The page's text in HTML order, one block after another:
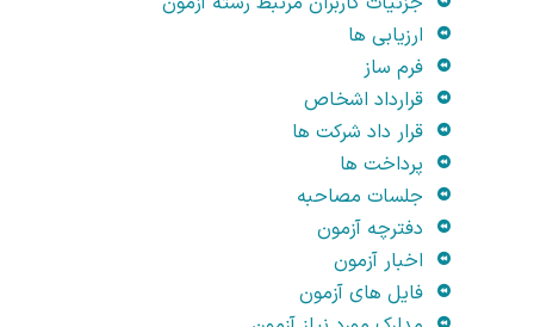
ارزیابی ها
فرم ساز
قرارداد اشخاص
قرار داد شرکت ها
پرداخت ها
جلسات مصاحبه
دفترچه آزمون
اخبار آزمون
فایل های آزمون